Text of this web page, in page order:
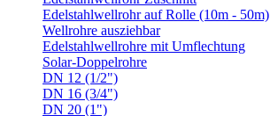
Edelstahlwellrohr auf Rolle (10m - 50m)
Wellrohre ausziehbar
Edelstahlwellrohre mit Umflechtung
Solar-Doppelrohre
DN 12 (1/2")
DN 16 (3/4")
DN 20 (1")